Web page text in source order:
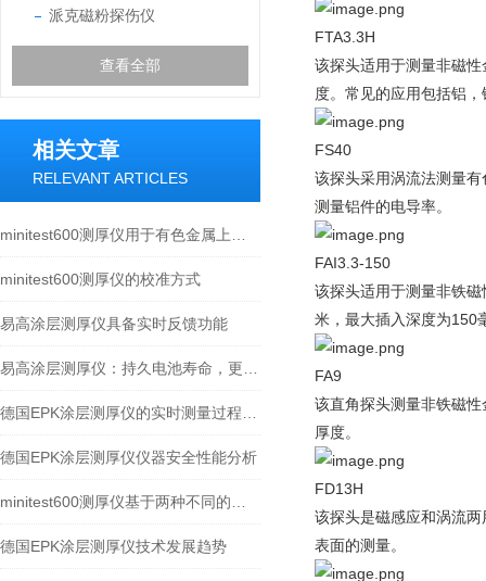
派克磁粉探伤仪
查看全部
相关文章
RELEVANT ARTICLES
minitest600测厚仪的校准方式
易高涂层测厚仪具备实时反馈功能
德国EPK涂层测厚仪仪器安全性能分析
德国EPK涂层测厚仪技术发展趋势
FTA3.3H
该探头适用于测量非磁
度。常见的应用包括铝
FS40
该探头采用涡流法测量
测量铝件的电导率。
FAI3.3-150
该探头适用于测量非铁
米，最大插入深度为150
FA9
该直角探头测量非铁磁
厚度。
FD13H
该探头是磁感应和涡流
表面的测量。